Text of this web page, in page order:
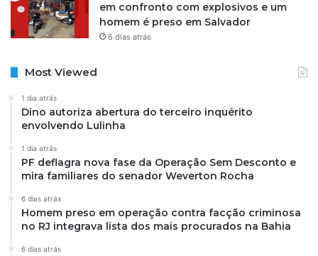
em confronto com explosivos e um
homem é preso em Salvador
6 dias atrás
Most Viewed
1 dia atrás
Dino autoriza abertura do terceiro inquérito
envolvendo Lulinha
1 dia atrás
PF deflagra nova fase da Operação Sem Desconto e
mira familiares do senador Weverton Rocha
6 dias atrás
Homem preso em operação contra facção criminosa
no RJ integrava lista dos mais procurados na Bahia
6 dias atrás